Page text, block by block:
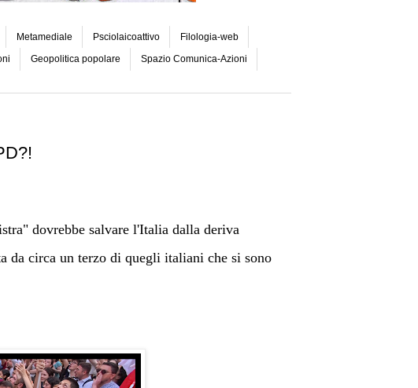
Metamediale Psciolaicoattivo Filologia-web
Geopolitica popolare Spazio Comunica-Azioni
dovrebbe salvare l'Italia dalla deriva
da circa un terzo di quegli italiani che si sono